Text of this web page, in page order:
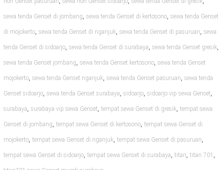
sewa tenda Genset di jombang, sewa tenda Genset di kertosono, sewa tenda Genset
di mojokerto, sewa tenda Genset di nganjuk, sewa tenda Genset di pasuruan, sewa
tenda Genset di sidoarjo, sewa tenda Genset di surabaya, sewa tenda Genset gresik,
sewa tenda Genset jombang, sewa tenda Genset kertosono, sewa tenda Genset
mojokerto, sewa tenda Genset nganjuk, sewa tenda Genset pasuruan, sewa tenda
Genset sidoarjo, sewa tenda Genset surabaya, sidoarjo, sidoarjo vip sewa Genset,
surabaya, surabaya vip sewa Genset, tempat sewa Genset di gresik, tempat sewa
Genset di jombang, tempat sewa Genset di kertosono, tempat sewa Genset di
mojokerto, tempat sewa Genset di nganjuk, tempat sewa Genset di pasuruan,
tempat sewa Genset di sidoarjo, tempat sewa Genset di surabaya, titan, titan 701 ,